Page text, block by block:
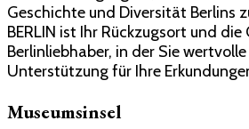
Geschichte und Diversität Berlins
BERLIN ist Ihr Rückzugsort und
Berlinliebhaber, in der Sie
Unterstützung für Ihre
Museumsinsel